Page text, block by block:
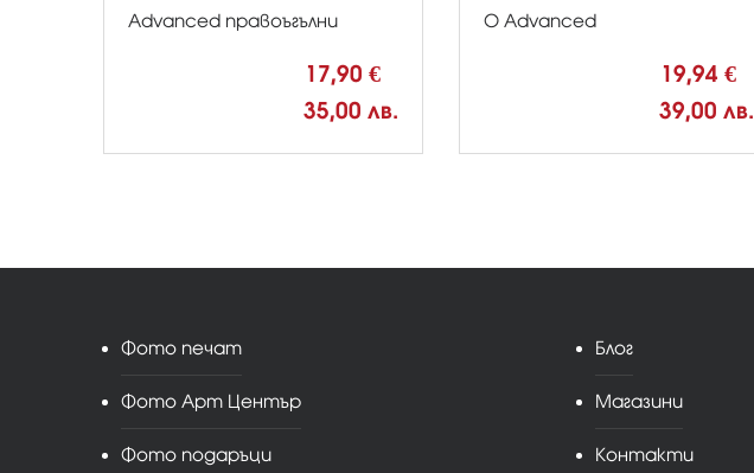
Advanced правоъгълни
17,90 €
35,00 лв.
O Advanced
19,94 €
39,00 лв.
Фото печат
Фото Арт Център
Фото подаръци
Блог
Магазини
Контакти